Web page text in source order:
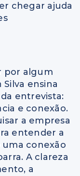
chegar ajuda
por algum
ensina
entrevista:
e conexão.
a empresa
entender a
conexão
A clareza
a